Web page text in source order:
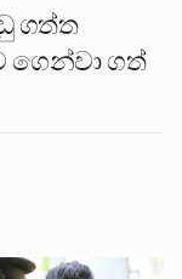
ගත්ත
ගෙන්වා ගත්